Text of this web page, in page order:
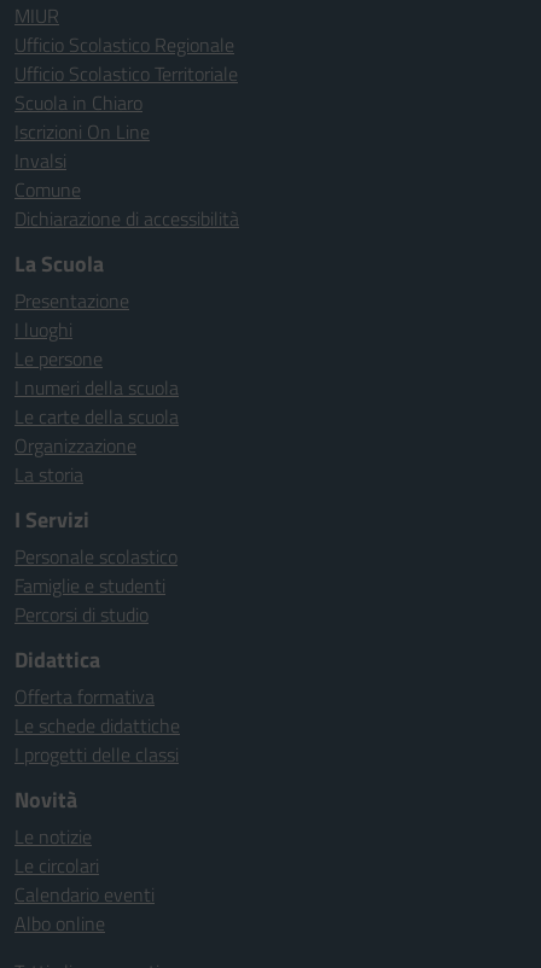
MIUR
Ufficio Scolastico Regionale
Ufficio Scolastico Territoriale
Scuola in Chiaro
Iscrizioni On Line
Invalsi
Comune
Dichiarazione di accessibilità
La Scuola
Presentazione
I luoghi
Le persone
I numeri della scuola
Le carte della scuola
Organizzazione
La storia
I Servizi
Personale scolastico
Famiglie e studenti
Percorsi di studio
Didattica
Offerta formativa
Le schede didattiche
I progetti delle classi
Novità
Le notizie
Le circolari
Calendario eventi
Albo online